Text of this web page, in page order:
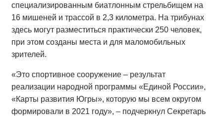
специализированным биатлонным стрельбищем на
16 мишеней и трассой в 2,3 километра. На трибунах
здесь могут разместиться практически 250 человек,
при этом созданы места и для маломобильных
зрителей.
«Это спортивное сооружение – результат
реализации народной программы «Единой России»,
«Карты развития Югры», которую мы всем округом
формировали в 2021 году», – подчеркнул Секретарь